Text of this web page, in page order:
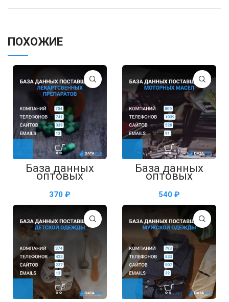
ПОХОЖИЕ
База данных
оптовых
поставщиков
лекарственных
препаратов —
таблица в Excel
₽
База данных
оптовых
поставщиков
моторных масел
— таблица в
Excel
₽